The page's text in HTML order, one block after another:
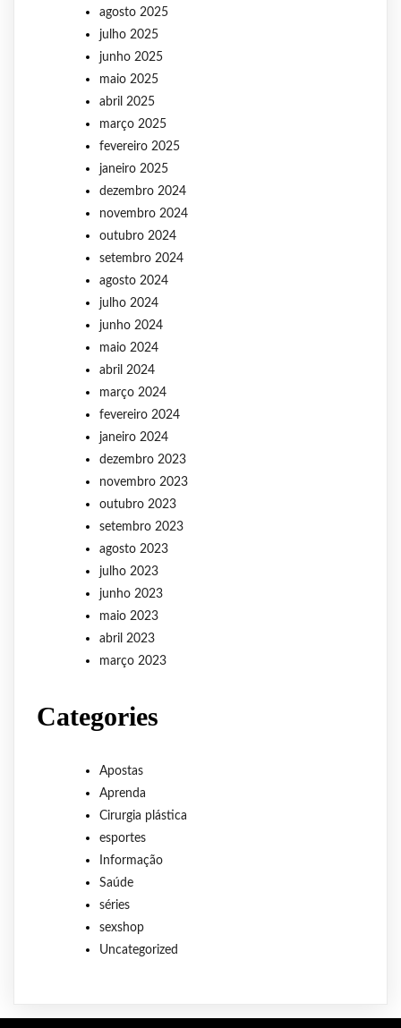
agosto 2025
julho 2025
junho 2025
maio 2025
abril 2025
março 2025
fevereiro 2025
janeiro 2025
dezembro 2024
novembro 2024
outubro 2024
setembro 2024
agosto 2024
julho 2024
junho 2024
maio 2024
abril 2024
março 2024
fevereiro 2024
janeiro 2024
dezembro 2023
novembro 2023
outubro 2023
setembro 2023
agosto 2023
julho 2023
junho 2023
maio 2023
abril 2023
março 2023
Categories
Apostas
Aprenda
Cirurgia plástica
esportes
Informação
Saúde
séries
sexshop
Uncategorized